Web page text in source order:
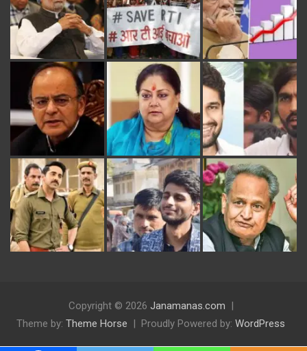
Copyright © 2026 Janamanas.com
Theme by: Theme Horse Proudly Powered by: WordPress